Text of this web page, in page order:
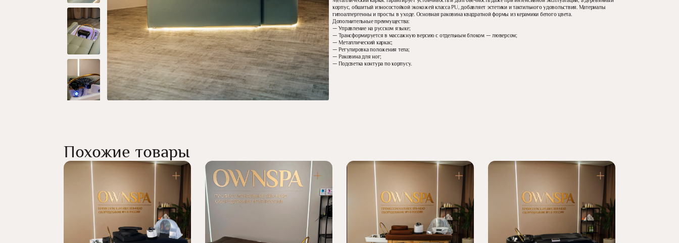
-
18
корпус, обшитый износостойкой экокожей класса PU, добавляет эстетики и тактильного удовольствия. Материалы
гипоаллергенны и просты в уходе. Основная раковина квадратной формы из керамики белого цвета.
Дополнительные преимущества:
— Управление на русском языке;
— Трансформируется в массажную версию с отдельным блоком — люверсом;
— Металлический каркас;
— Регулировка положения тела;
— Раковина для ног;
— Подсветка контура по корпусу.
Похожие товары